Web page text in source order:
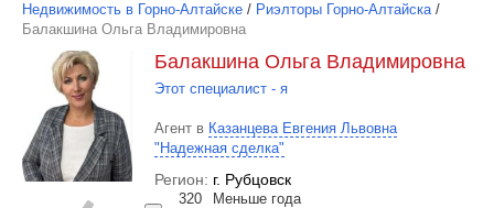
Недвижимость в Горно-Алтайске / Риэлторы Горно-Алтайска /
Балакшина Ольга Владимировна
Балакшина Ольга Владимировна
Этот специалист - я
Агент в Казанцева Евгения Львовна
"Надежная сделка"
Регион: г. Рубцовск
320 Меньше года